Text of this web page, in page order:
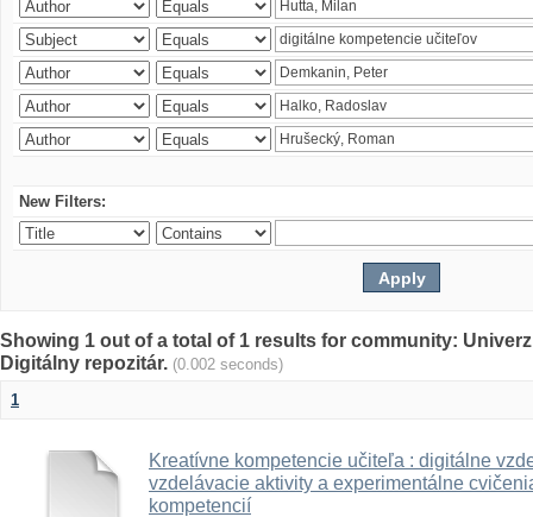
New Filters:
Showing 1 out of a total of 1 results for community:
Digitálny repozitár. (0.002 seconds)
1
Kreatívne kompetencie učiteľa : digitálne
vzdelávacie aktivity a experimentálne
kompetencií